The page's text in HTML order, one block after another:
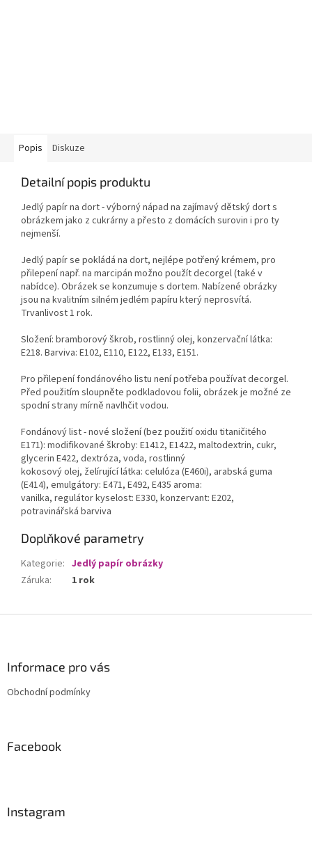
Popis Diskuze
Detailní popis produktu
Jedlý papír na dort - výborný nápad na zajímavý dětský dort s
obrázkem jako z cukrárny a přesto z domácích surovin i pro ty
nejmenší.
Jedlý papír se pokládá na dort, nejlépe potřený krémem, pro
přilepení např. na marcipán možno použít decorgel (také v
nabídce). Obrázek se konzumuje s dortem. Nabízené obrázky
jsou na kvalitním silném jedlém papíru který neprosvítá.
Trvanlivost 1 rok.
Složení: bramborový škrob, rostlinný olej, konzervační látka:
E218. Barviva: E102, E110, E122, E133, E151.
Pro přilepení fondánového listu není potřeba používat decorgel.
Před použitím sloupněte podkladovou folii, obrázek je možné ze
spodní strany mírně navlhčit vodou.
Fondánový list - nové složení (bez použití oxidu titaničitého
E171): modifikované škroby: E1412, E1422, maltodextrin, cukr,
glycerin E422, dextróza, voda, rostlinný
kokosový olej, želírující látka: celulóza (E460i), arabská guma
(E414), emulgátory: E471, E492, E435 aroma:
vanilka, regulátor kyselost: E330, konzervant: E202,
potravinářská barviva
Doplňkové parametry
Kategorie: Jedlý papír obrázky
Záruka: 1 rok
Informace pro vás
Obchodní podmínky
Facebook
Instagram